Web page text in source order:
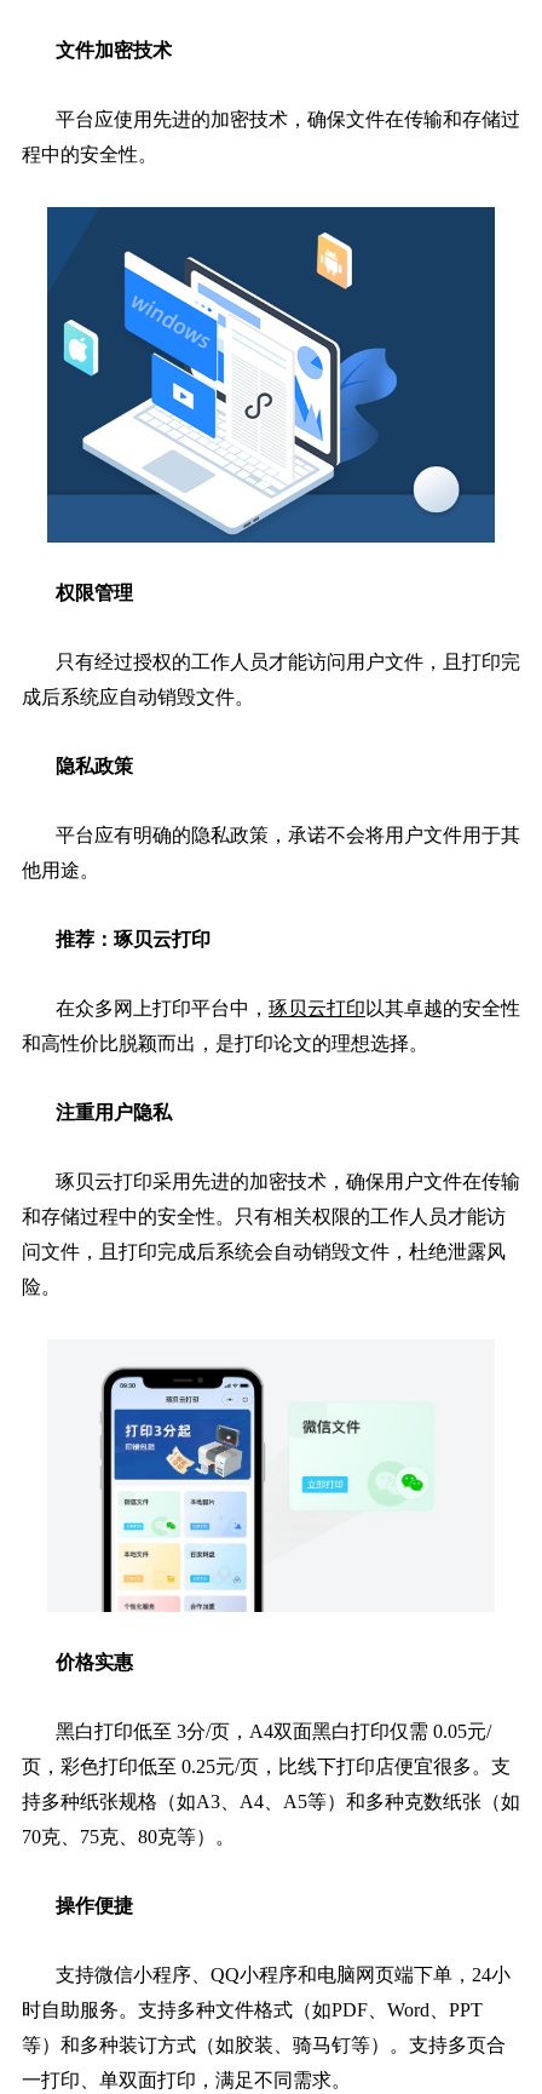
文件加密技术
平台应使用先进的加密技术，确保文件在传输和存储过
程中的安全性。
权限管理
只有经过授权的工作人员才能访问用户文件，且打印完
成后系统应自动销毁文件。
隐私政策
平台应有明确的隐私政策，承诺不会将用户文件用于其
他用途。
推荐：琢贝云打印
在众多网上打印平台中， 琢贝云打印 以其卓越的安全性
和高性价比脱颖而出，是打印论文的理想选择。
注重用户隐私
琢贝云打印采用先进的加密技术，确保用户文件在传输
和存储过程中的安全性。只有相关权限的工作人员才能访
问文件，且打印完成后系统会自动销毁文件，杜绝泄露风
险。
价格实惠
黑白打印低至 3分/页，A4双面黑白打印仅需 0.05元/
页，彩色打印低至 0.25元/页，比线下打印店便宜很多。支
持多种纸张规格（如A3、A4、A5等）和多种克数纸张（如
70克、75克、80克等）。
操作便捷
支持微信小程序、QQ小程序和电脑网页端下单，24小
时自助服务。支持多种文件格式（如PDF、Word、PPT
等）和多种装订方式（如胶装、骑马钉等）。支持多页合
一打印、单双面打印，满足不同需求。